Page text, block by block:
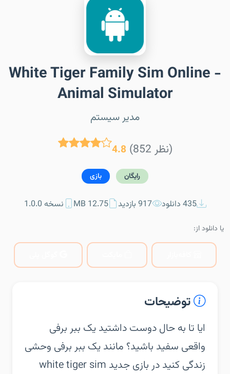
White Tiger Family Sim Online -
Animal Simulator
مدیر سیستم
4.8 (852 نظر)
رایگان بازی
435 دانلود 917 بازدید 12.75 MB نسخه 1.0.0
یا دانلود از:
توضیحات
‏‏ایا تا به حال دوست داشتید یک ببر برفی
واقعی سفید باشید؟‏ مانند یک ببر برفی وحشی
زندگی کنید در بازی جدید white tiger sim